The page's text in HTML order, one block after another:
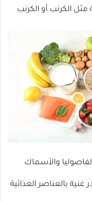
مثل الكرنب أو الكرنب
والأسماك
بالعناصر الغذائية